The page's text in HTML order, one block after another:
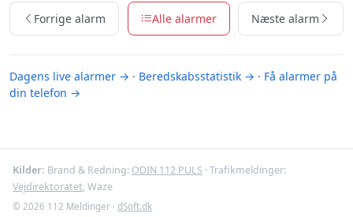
Forrige alarm Alle alarmer Næste alarm
Dagens live alarmer → · Beredskabsstatistik → · Få alarmer på
din telefon →
Kilder: Brand & Redning: ODIN 112 PULS · Trafikmeldinger:
Vejdirektoratet, Waze
© 2026 112 Meldinger · dSoft.dk